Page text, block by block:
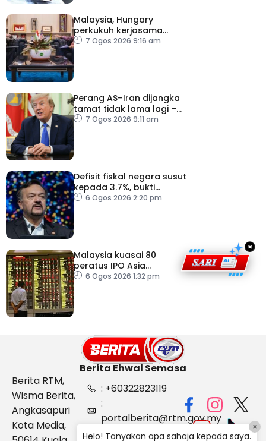
Malaysia, Hungary
perkukuh kerjasama
sektor pertanian
7 Ogos 2026 9:16 am
Perang AS–Iran dijangka
tamat tidak lama lagi –
Trump
7 Ogos 2026 9:11 am
Defisit fiskal negara susut
kepada 3.7%, bukti
keyakinan pelabur masih
6 Ogos 2026 2:20 pm
Malaysia kuasai 80
peratus IPO Asia
Tenggara, kumpul AS$1.4
6 Ogos 2026 1:32 pm
×
Berita Ehwal Semasa
Berita RTM,
Wisma Berita,
Angkasapuri
Kota Media,
: +60322823119
:
portalberita@rtm.gov.my
: Aduan &
Helo! Tanyakan apa sahaja kepada saya.
×